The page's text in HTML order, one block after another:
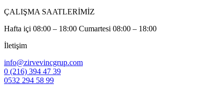
ÇALIŞMA SAATLERİMİZ
Hafta içi 08:00 – 18:00 Cumartesi 08:00 – 18:00
İletişim
info@zirvevincgrup.com
0 (216) 394 47 39
0532 294 58 99